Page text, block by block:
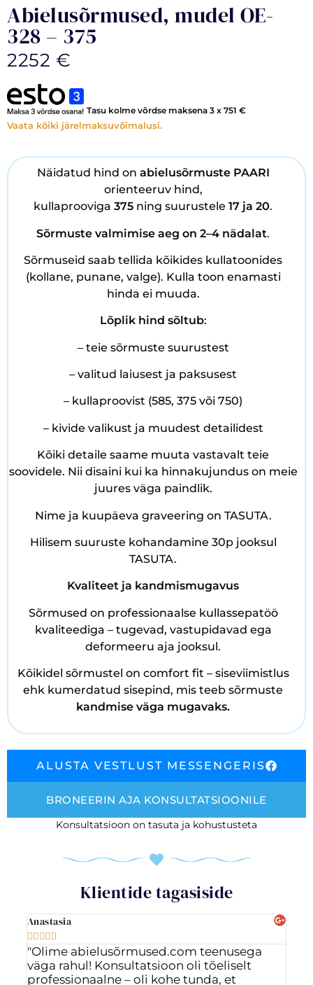
Abielusõrmused, mudel OE-
328 – 375
2252 €
Tasu kolme võrdse maksena 3 x 751 €
Vaata kõiki järelmaksuvõimalusi.
Näidatud hind on abielusõrmuste PAARI
orienteeruv hind,
kullaprooviga 375 ning suurustele 17 ja 20.
Sõrmuste valmimise aeg on 2–4 nädalat.
Sõrmuseid saab tellida kõikides kullatoonides
(kollane, punane, valge). Kulla toon enamasti
hinda ei muuda.
Lõplik hind sõltub:
– teie sõrmuste suurustest
– valitud laiusest ja paksusest
– kullaproovist (585, 375 või 750)
– kivide valikust ja muudest detailidest
Kõiki detaile saame muuta vastavalt teie
soovidele. Nii disaini kui ka hinnakujundus on meie
juures väga paindlik.
Nime ja kuupäeva graveering on TASUTA.
Hilisem suuruste kohandamine 30p jooksul
TASUTA.
Kvaliteet ja kandmismugavus
Sõrmused on professionaalse kullassepatöö
kvaliteediga – tugevad, vastupidavad ega
deformeeru aja jooksul.
Kõikidel sõrmustel on comfort fit – siseviimistlus
ehk kumerdatud sisepind, mis teeb sõrmuste
kandmise väga mugavaks.
ALUSTA VESTLUST MESSENGERIS
BRONEERIN AJA KONSULTATSIOONILE
Konsultatsioon on tasuta ja kohustusteta
Klientide tagasiside
Anastasia
    
"Olime abielusõrmused.com teenusega
väga rahul! Konsultatsioon oli tõeliselt
professionaalne – oli kohe tunda, et